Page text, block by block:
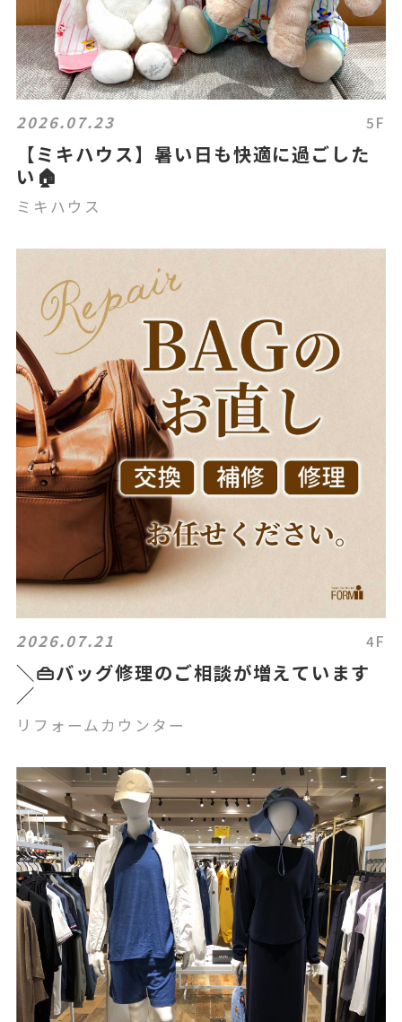
2026.07.23 5F
【ミキハウス】暑い日も快適に過ごした
い🏠
ミキハウス
2026.07.21 4F
＼👜バッグ修理のご相談が増えています
／
リフォームカウンター